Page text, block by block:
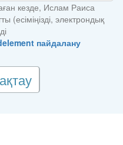
кезде, Ислам Раиса
(есіміңізді, электрондық
пайдалану